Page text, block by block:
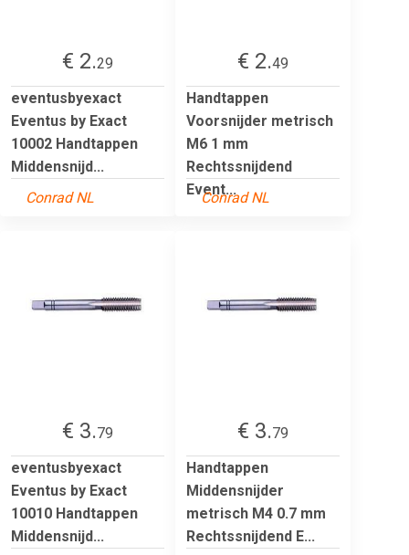
€ 2.29
eventusbyexact
Eventus by Exact
10002 Handtappen
Middensnijd...
Conrad NL
€ 2.49
Handtappen
Voorsnijder metrisch
M6 1 mm
Rechtssnijdend
Event...
Conrad NL
€ 3.79
eventusbyexact
Eventus by Exact
10010 Handtappen
Middensnijd...
€ 3.79
Handtappen
Middensnijder
metrisch M4 0.7 mm
Rechtssnijdend E...